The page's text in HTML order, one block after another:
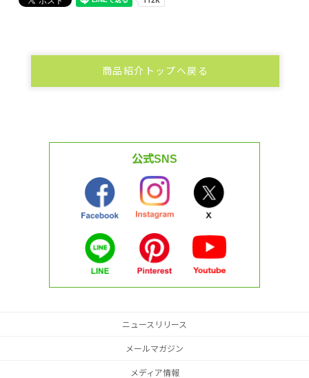
商品紹介トップへ戻る
公式SNS
ニュースリリース
メールマガジン
メディア情報